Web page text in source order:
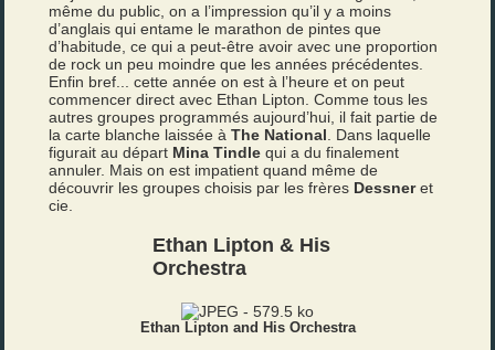
même du public, on a l’impression qu’il y a moins
d’anglais qui entame le marathon de pintes que
d’habitude, ce qui a peut-être avoir avec une proportion
de rock un peu moindre que les années précédentes.
Enfin bref... cette année on est à l’heure et on peut
commencer direct avec Ethan Lipton. Comme tous les
autres groupes programmés aujourd’hui, il fait partie de
la carte blanche laissée àThe National . Dans laquelle
figurait au départ Mina Tindlequi a du finalement
annuler. Mais on est impatient quand même de
découvrir les groupes choisis par les frères Dessneret
cie.
Ethan Lipton & His
Orchestra
Ethan Lipton and His Orchestra